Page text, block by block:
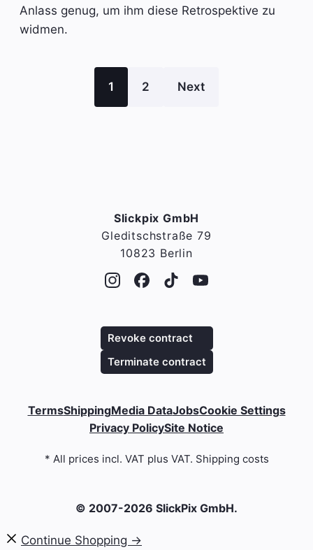
Anlass genug, um ihm diese Retrospektive zu
widmen.
1 2 Next
Slickpix GmbH
Gleditschstraße 79
10823 Berlin
© 2007-2026 SlickPix GmbH.
TermsShippingMedia DataJobsCookie Settings
Privacy PolicySite Notice
Revoke contract
Terminate contract
* All prices incl. VAT plus VAT. Shipping costs
Continue Shopping →